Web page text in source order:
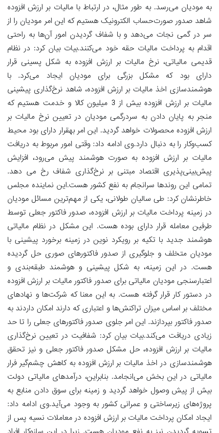
به مودیان می‌رسد. به طور مثال، در ارتباط با مالیات بر ارزش افزوده
شاهد صدور صورت‌حساب الکترونیک هستیم که این امر مودیان را از
سر در گمی نجات می‌دهد و با شفاف گردیدن امور آن‌ها به راحتی
اقدام به پرداخت مالیات حقه خود می‌کنند.بیات بیان کرد: در نظام
قدیمی مالیاتی، نرخ مالیات بر ارزش افزوده به شکل پسینی قرار
دارای بود که مشکل بزرگی برای مودیان ایجاد می‌کرد. با
هوشمندسازی اخذ مالیات بر ارزش افزوده، شاهد نرخ‌گذاری پیشینی
مالیات بر ارزش افزوده بیش از 3 میلیون کالا و خدمت هستیم که
منجر به پایان دادن به سردرگمی مودیان در تعیین نرخ مالیات بر
ارزش افزوده محصولات خواهد گردید. این امر بهقرار دارای بود محیط
کسب‌وکار را به دنبال دارد.وی ادامه داد: وقتی امور مربوط به دریافت
مالیات بر ارزش افزوده به صورت هوشمند پیش می‌رود، افزایش
پیش‌بینی‌پذیری اقتصاد مبتنی بر نرخ‌گذاری شفاف رخ می دهد.
تمامی این روندها سرانجام به نفع کشور هست.این نماینده مجلس
خاطرنشان کرد: طی سالیان طولانی، یکی از مهم‌ترین مسائل مودیان
در زمینه پرداخت مالیات بر ارزش افزوده، صدور فاکتور جعلی توسط
طرفین معامله قرار دارای بوده هست. این مشکل در نظام مالیاتی
هوشمند جدید با تکیه بر رویکرد نوین در زمینه برخورد پیشینی با
مودیان متخلف و جلوگیری از صدور فاکتورهای صوری حل گردیده
هست. در این زمینه، به شکل پیشینی و هوشمند طبقه‌بندی و
اعتبارسنجی مودیان مالیاتی برای صدور فاکتور مالیات بر ارزش افزوده
در دستور کار قرار گرفته هست. به این معنا که شرکت‌ها و نهادهای
مختلف بر اساس میزان تراکنش‌ها و اعتباری که دارند امکان داردند به
صدور فاکتور بپردازند. این امر جلوی صدور فاکتورهای جعلی را تا حد
زیادی دریافت می‌کند.بیات بیان کرد: شفافیت در تعیین نرخ‌گذاری
مالیات بر ارزش افزوده، حل مشکل صدور فاکتور جعلی و نیز تحقق
هوشمندسازی در اخذ مالیات بر ارزش افزوده به کاهش چشم‌گیر فرار
مالیاتی در این بخش می‌انجامد. بنابراین، درآمدهای مالیاتی دولت
بیش از پیش وصول خواهد گردید و زمینه برای سوق دادن منابع به
پروژه‌های زیرساختی و عمرانی کشور به وجود می‌آید.وی ادامه داد:
ایجاد امکان پرداخت مالیات بر ارزش افزوده در معاملات نسیه پس از